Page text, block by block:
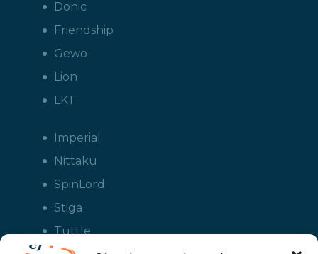
Donic
Friendship
Gewo
Lion
LKT
Imperial
Nittaku
SpinLord
Stiga
Tuttle